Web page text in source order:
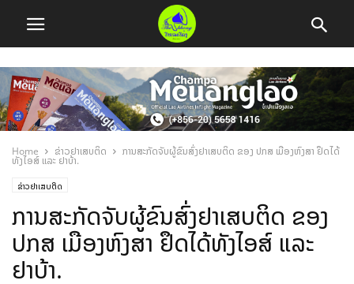
Home ຂ່າວຢາເສບຕິດ ການສະກັດຈັບຜູ້ຂົນສົ່ງຢາເສບຕິດ ຂອງ ປກສ ເມືອງຫົງສາ ຢຶດໄດ້
ທັງໄອສ໌ ແລະ ຢາບ້າ.
ຂ່າວຢາເສບຕິດ
ການສະກັດຈັບຜູ້ຂົນສົ່ງຢາເສບຕິດ ຂອງ
ປກສ ເມືອງຫົງສາ ຢຶດໄດ້ທັງໄອສ໌ ແລະ
ຢາບ້າ.